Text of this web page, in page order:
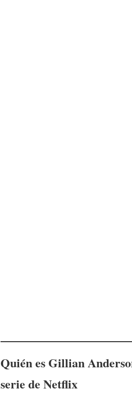
Quién es Gillian Anderso
serie de Netflix